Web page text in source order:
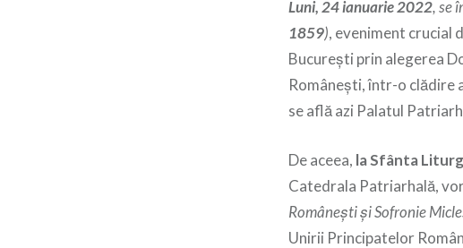
Luni,24 ianuarie 2022, se
1859), eveniment crucial
Bucureşti prin alegerea
Românești, într-o clădire
se află azi Palatul
De aceea, la Sfânta
Catedrala Patriarhală,
Româneşti şi Sofronie
Unirii Principatelor